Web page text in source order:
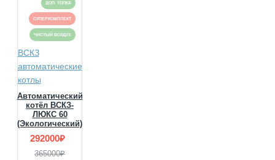
ДОП. ТОПКА
СУПЕРКОМПЛЕКТ
ЧИСТЫЙ ВОЗДУХ
ВСКЗ
автоматические
котлы
Автоматический
котёл ВСКЗ-
ЛЮКС 60
(Экологический)
292000₽
365000₽